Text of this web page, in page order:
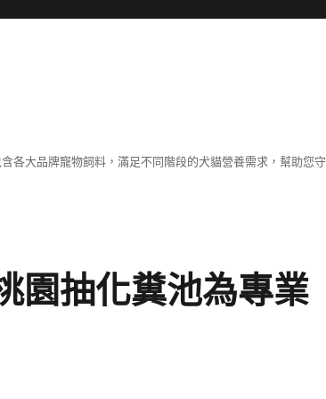
大品牌寵物飼料，滿足不同階段的犬貓營養需求，幫助您
園抽化糞池為專業